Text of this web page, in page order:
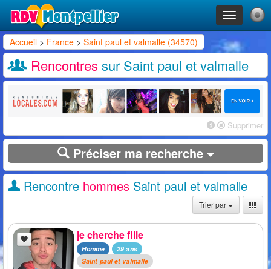
Toggle
navigation
Accueil > France > Saint paul et valmalle (34570)
Rencontres sur Saint paul et valmalle
Supprimer
Préciser ma recherche
Rencontre hommes Saint paul et valmalle
Trier par
je cherche fille
Homme
29 ans
Saint paul et valmalle